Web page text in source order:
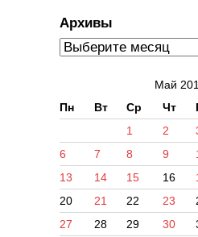
Архивы
Май
Пн
Вт Ср Чт
1 2
6
7 8 9
13
14 15 16
20
21 22 23
27
28 29 30